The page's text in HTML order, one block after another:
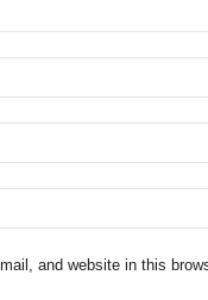
and website in this